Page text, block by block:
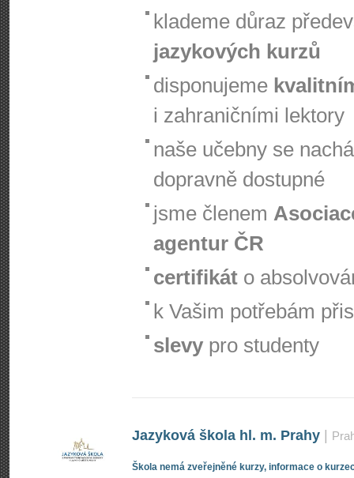
klademe důraz
jazykových kurzů
disponujeme
i zahraničními lektory
naše učebny se
dopravně dostupné
jsme členem
agentur ČR
certifikát o
k Vašim potřebám
slevy pro studenty
Jazyková škola hl. m. Prahy
Škola nemá zveřejněné kurzy, informace o